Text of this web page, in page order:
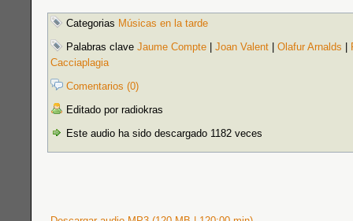
Categorias Músicas en la tarde
Palabras clave Jaume Compte Joan Valent Olafur Arnalds
Cacciaplagia
Comentarios (0)
Editado por radiokras
Este audio ha sido descargado 1182 veces